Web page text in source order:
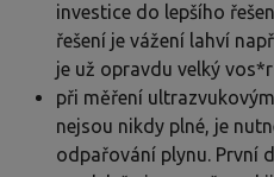
investice do lepšího
řešení je vážení lahví
je už opravdu velký vos*r
při měření
nejsou nikdy plné, je
odpařování plynu. První